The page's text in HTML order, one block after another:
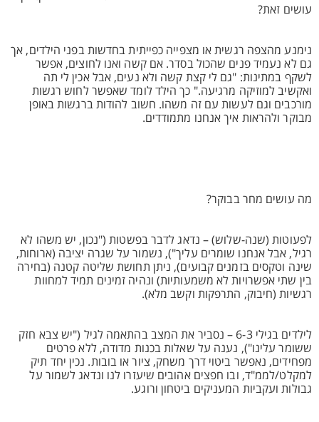
עושים זאת?
נימנע מהצפה רגשית או מצפייה כפייתית בחדשות בפני הילדים, אך
גם לא נעמיד פנים שהכול בסדר. אם קשה ואנו לחוצים, אפשר
לשקף במתינות: "גם לי קצת קשה ולא נעים, אבל אכין לי תה
ואקשיב למוזיקה מרגיעה." כך הילד לומד שאפשר לחוש רגשות
מורכבים וגם לעשות עם זה משהו. חשוב להודות ברגשות באופן
מבוקר ולהראות איך אנחנו מתמודדים.
מה עושים מחר בבוקר?
לפעוטות (שנה-שלוש) – נדאג לדבר בפשטות ("נכון, יש משהו לא
רגיל, אבל אנחנו שומרים עליך"), נשמור על שגרה יציבה (ארוחות,
שינה וטקסים בזמנים קבועים), ניתן תחושת שליטה קטנה (בחירה
בין שתי אפשרויות לא משמעותיות) ונהיה זמינים תמיד למחוות
רגשיות (חיבוק, התרפקות וקשב מלא).
לילדים בגילי 6-3 – נסביר את המצב בהתאמה לגיל ("יש צבא חזק
ששומר עלינו"), נענה על שאלות בכנות מדודה, ללא פרטים
מפחידים, נאפשר ביטוי דרך משחק, ציור או בובות. נכין יחד תיק
למקלט/לממ"ד, ובו חפצים אהובים שיעזרו לנו ונדאג לשמור על
גבולות ועקביות המעניקים ביטחון ורוגע.